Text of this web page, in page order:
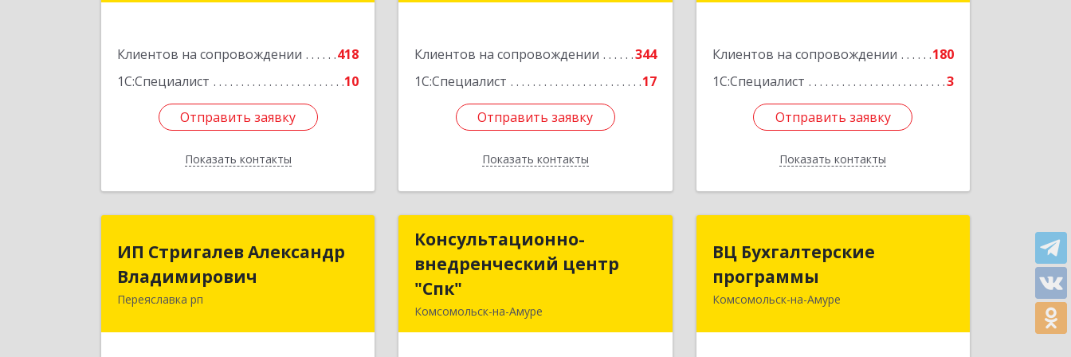
Клиентов на сопровождении
418
1С:Специалист
10
Отправить заявку
Показать контакты
Отправить заявку
Назад
Клиентов на сопровождении
344
1С:Специалист
17
Отправить заявку
Показать контакты
оф.202
Отправить заявку
Назад
Клиентов на сопровождении
180
1С:Специалист
3
Отправить заявку
Показать контакты
Подробнее
Отправить заявку
Назад
ИП Стригалев Александр
Владимирович
Переяславка рп
Владимирович
682910, Хабаровский край, Имени
Консультационно-
внедренческий центр
"Спк"
Комсомольск-на-Амуре
Консультационно-
внедренческий центр
ВЦ Бухгалтерские
программы
Комсомольск-на-Амуре
программы
681000, Хабаровский край,